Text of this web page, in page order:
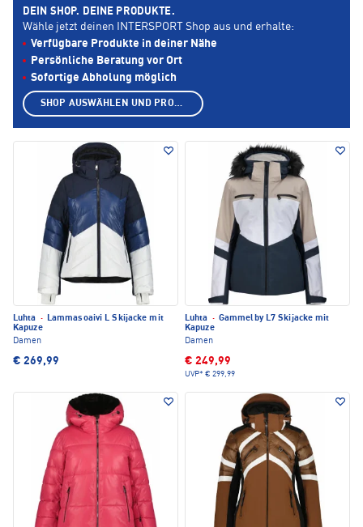
Luhta · Lammasoaivi L Skijacke mit
Kapuze
Damen
€ 269,99
Luhta · Gammelby L7 Skijacke mit
Kapuze
Damen
€ 249,99
UVP* € 299,99
DEIN SHOP. DEINE PRODUKTE.
Wähle jetzt deinen INTERSPORT Shop aus und erhalte:
Verfügbare Produkte in deiner Nähe
Persönliche Beratung vor Ort
Sofortige Abholung möglich
SHOP AUSWÄHLEN UND PRODUKTE ANZEIGEN